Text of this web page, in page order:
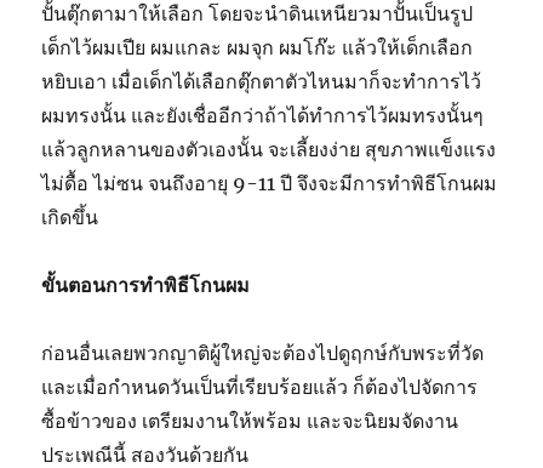
ปั้นตุ๊กตามาให้เลือก โดยจะนำดินเหนียวมาปั้นเป็นรูป
เด็กไว้ผมเปีย ผมแกละ ผมจุก ผมโก๊ะ แล้วให้เด็กเลือก
หยิบเอา เมื่อเด็กได้เลือกตุ๊กตาตัวไหนมาก็จะทำการไว้
ผมทรงนั้น และยังเชื่ออีกว่าถ้าได้ทำการไว้ผมทรงนั้นๆ
แล้วลูกหลานของตัวเองนั้น จะเลี้ยงง่าย สุขภาพแข็งแรง
ไม่ดื้อ ไม่ซน จนถึงอายุ 9-11 ปี จึงจะมีการทำพิธีโกนผม
เกิดขึ้น
ขั้นตอนการทำพิธีโกนผม
ก่อนอื่นเลยพวกญาติผู้ใหญ่จะต้องไปดูฤกษ์กับพระที่วัด
และเมื่อกำหนดวันเป็นที่เรียบร้อยแล้ว ก็ต้องไปจัดการ
ซื้อข้าวของ เตรียมงานให้พร้อม และจะนิยมจัดงาน
ประเพณีนี้ สองวันด้วยกัน